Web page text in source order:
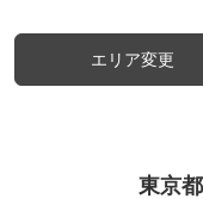
エリア変更
東京